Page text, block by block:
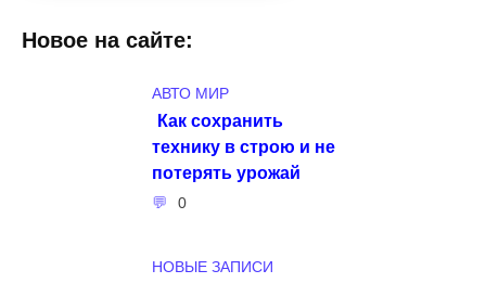
Новое на сайте:
АВТО МИР
Как сохранить
технику в строю и не
потерять урожай
0
НОВЫЕ ЗАПИСИ